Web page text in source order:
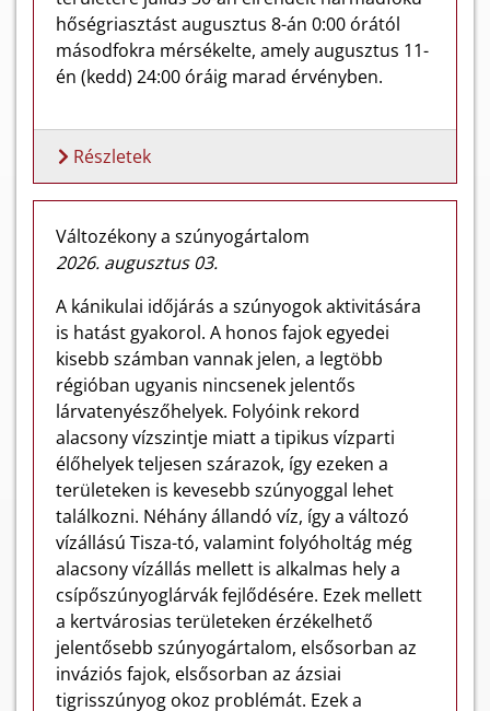
hőségriasztást augusztus 8-án 0:00 órától
másodfokra mérsékelte, amely augusztus 11-
én (kedd) 24:00 óráig marad érvényben.
Részletek
Változékony a szúnyogártalom
2026. augusztus 03.
A kánikulai időjárás a szúnyogok aktivitására
is hatást gyakorol. A honos fajok egyedei
kisebb számban vannak jelen, a legtöbb
régióban ugyanis nincsenek jelentős
lárvatenyészőhelyek. Folyóink rekord
alacsony vízszintje miatt a tipikus vízparti
élőhelyek teljesen szárazok, így ezeken a
területeken is kevesebb szúnyoggal lehet
találkozni. Néhány állandó víz, így a változó
vízállású Tisza-tó, valamint folyóholtág még
alacsony vízállás mellett is alkalmas hely a
csípőszúnyoglárvák fejlődésére. Ezek mellett
a kertvárosias területeken érzékelhető
jelentősebb szúnyogártalom, elsősorban az
inváziós fajok, elsősorban az ázsiai
tigrisszúnyog okoz problémát. Ezek a